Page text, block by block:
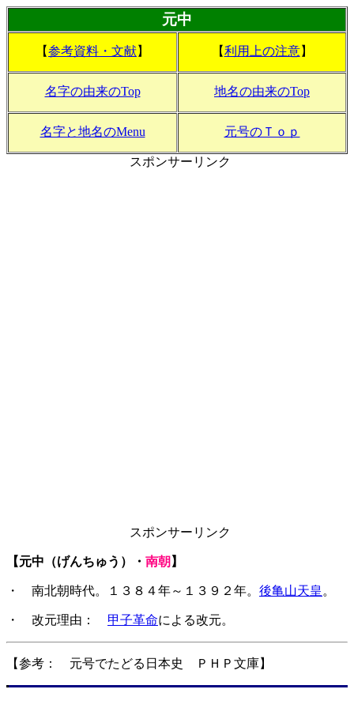
元中
【参考資料・文献】 【利用上の注意】
名字の由来のTop 地名の由来のTop
名字と地名のMenu 元号のＴｏｐ
スポンサーリンク
スポンサーリンク
【元中（げんちゅう）・ 南朝 】
・ 南北朝時代。１３８４年～１３９２年。 後亀山天皇 。
・ 改元理由： 甲子革命による改元。
【参考： 元号でたどる日本史 ＰＨＰ文庫】